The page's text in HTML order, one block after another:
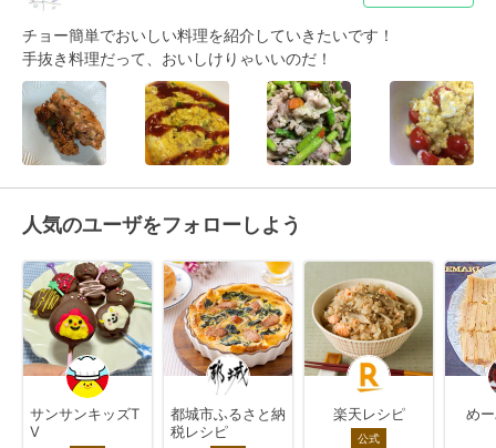
チョー簡単でおいしい料理を紹介していきたいです！
手抜き料理だって、おいしけりゃいいのだ！
人気のユーザをフォローしよう
サンサンキッズT
V
都城市ふるさと納
税レシピ
楽天レシピ
公式
め